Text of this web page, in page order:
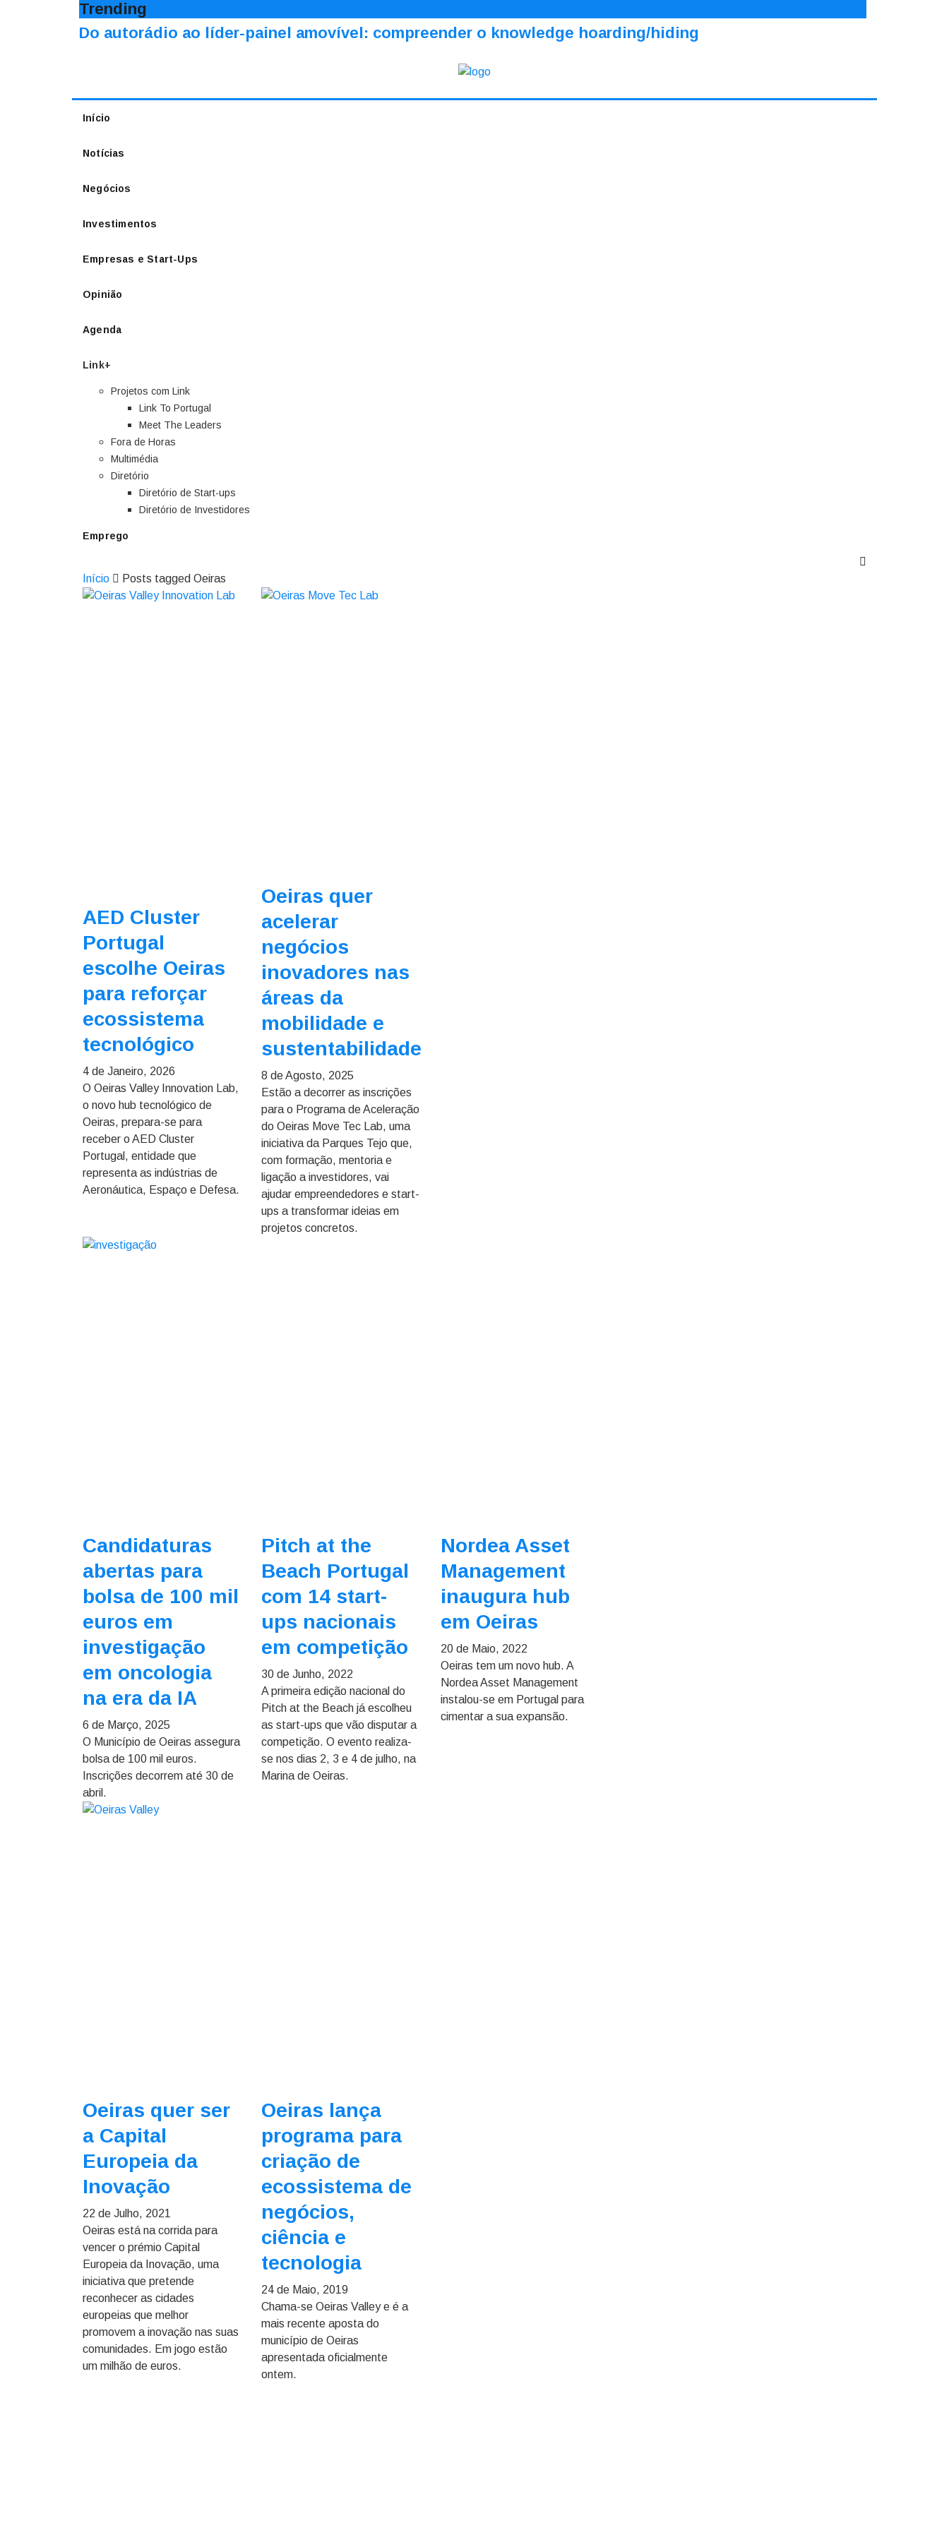
Trending
Do autorádio ao líder-painel amovível: compreender o knowledge hoarding/hiding
Início
Notícias
Negócios
Investimentos
Empresas e Start-Ups
Opinião
Agenda
Link+
Projetos com Link
Link To Portugal
Meet The Leaders
Fora de Horas
Multimédia
Diretório
Diretório de Start-ups
Diretório de Investidores
Emprego
Início Posts tagged Oeiras
AED Cluster
Portugal
escolhe Oeiras
para reforçar
ecossistema
tecnológico
4 de Janeiro, 2026
O Oeiras Valley Innovation Lab,
o novo hub tecnológico de
Oeiras, prepara-se para
receber o AED Cluster
Portugal, entidade que
representa as indústrias de
Aeronáutica, Espaço e Defesa.
Oeiras quer
acelerar
negócios
inovadores nas
áreas da
mobilidade e
sustentabilidade
8 de Agosto, 2025
Estão a decorrer as inscrições
para o Programa de Aceleração
do Oeiras Move Tec Lab, uma
iniciativa da Parques Tejo que,
com formação, mentoria e
ligação a investidores, vai
ajudar empreendedores e start-
ups a transformar ideias em
projetos concretos.
Candidaturas
abertas para
bolsa de 100 mil
euros em
investigação
em oncologia
na era da IA
6 de Março, 2025
O Município de Oeiras assegura
bolsa de 100 mil euros.
Inscrições decorrem até 30 de
abril.
Pitch at the
Beach Portugal
com 14 start-
ups nacionais
em competição
30 de Junho, 2022
A primeira edição nacional do
Pitch at the Beach já escolheu
as start-ups que vão disputar a
competição. O evento realiza-
se nos dias 2, 3 e 4 de julho, na
Marina de Oeiras.
Nordea Asset
Management
inaugura hub
em Oeiras
20 de Maio, 2022
Oeiras tem um novo hub. A
Nordea Asset Management
instalou-se em Portugal para
cimentar a sua expansão.
Oeiras quer ser
a Capital
Europeia da
Inovação
22 de Julho, 2021
Oeiras está na corrida para
vencer o prémio Capital
Europeia da Inovação, uma
iniciativa que pretende
reconhecer as cidades
europeias que melhor
promovem a inovação nas suas
comunidades. Em jogo estão
um milhão de euros.
Oeiras lança
programa para
criação de
ecossistema de
negócios,
ciência e
tecnologia
24 de Maio, 2019
Chama-se Oeiras Valley e é a
mais recente aposta do
município de Oeiras
apresentada oficialmente
ontem.